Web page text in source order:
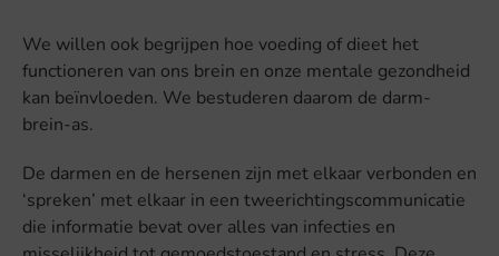
We willen ook begrijpen hoe voeding of dieet het
functioneren van ons brein en onze mentale gezondheid
kan beïnvloeden. We bestuderen daarom de darm-
brein-as.
De darmen en de hersenen zijn met elkaar verbonden en
‘spreken’ met elkaar in een tweerichtingscommunicatie
die informatie bevat over alles van infecties en